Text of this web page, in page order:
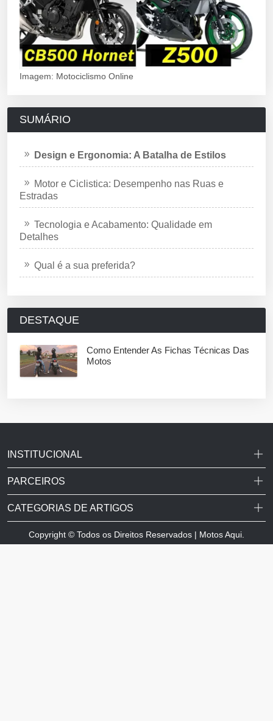
Imagem: Motociclismo Online
SUMÁRIO
Design e Ergonomia: A Batalha de Estilos
Motor e Ciclistica: Desempenho nas Ruas e
Estradas
Tecnologia e Acabamento: Qualidade em
Detalhes
Qual é a sua preferida?
DESTAQUE
Como Entender As Fichas Técnicas Das
Motos
INSTITUCIONAL
PARCEIROS
CATEGORIAS DE ARTIGOS
Copyright © Todos os Direitos Reservados | Motos Aqui.